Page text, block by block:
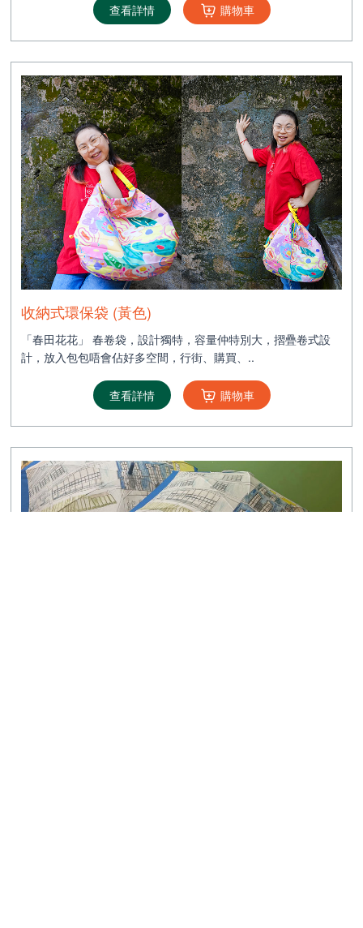
查看詳情 購物車
收納式環保袋 (黃色)
「春田花花」 春卷袋，設計獨特，容量仲特別大，摺疊卷式設
計，放入包包唔會佔好多空間，行街、購買、..
查看詳情 購物車